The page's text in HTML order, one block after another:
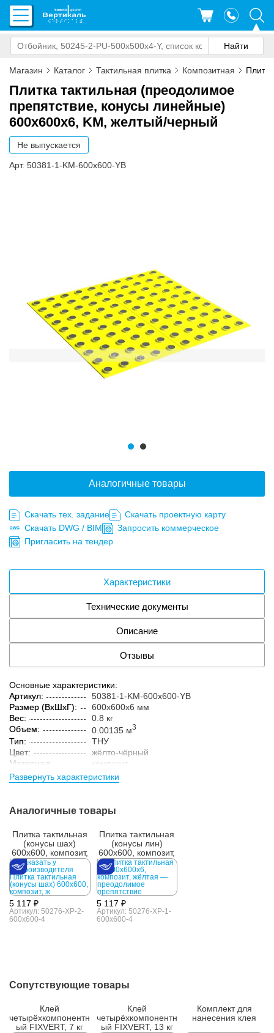
Магазин Каталог Тактильная плитка Композитная
Плитка тактильная (преодолимое
препятствие, конусы линейные)
600х600х6, KM, желтый/черный
Не выпускается
Арт. 50381-1-KM-600x600-YB
Аналогичные товары
Скачать тех. задание
Скачать проектную карту
Скачать DWG / BIM
Запросить коммерческое
Пригласить на тендер
Характеристики
Технические документы
Описание
Отзывы
Основные характеристики:
Артикул:
50381-1-KM-600x600-YB
Размер (ВxШxГ):
600x600x6 мм
Вес:
0.8 кг
Объем:
0.00135 м3
Тип:
ТНУ
Цвет:
жёлто-чёрный
Материал:
Развернуть характеристики
Аналогичные товары
Плитка тактильная
(конусы шах)
600x600, композит,
ж
5 117 ₽
Артикул: 50276-XP-2-
600x600-4
Плитка тактильная
(конусы лин)
600x600, композит,
ж
5 117 ₽
Артикул: 50276-XP-1-
600x600-4
Сопутствующие товары
Клей
четырёхкомпонентн
ый FIXVERT, 7 кг
Клей
четырёхкомпонентн
ый FIXVERT, 13 кг
Комплект для
нанесения клея